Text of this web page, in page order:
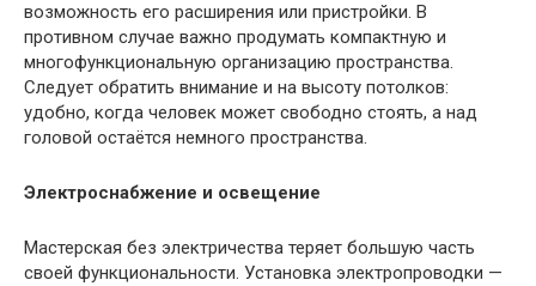
возможность его расширения или пристройки. В
противном случае важно продумать компактную и
многофункциональную организацию пространства.
Следует обратить внимание и на высоту потолков:
удобно, когда человек может свободно стоять, а над
головой остаётся немного пространства.
Электроснабжение и освещение
Мастерская без электричества теряет большую часть
своей функциональности. Установка электропроводки —